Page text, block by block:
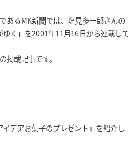
あるMK新聞では、塩見多一郎さんの
く」を2001年11月16日から連載して
掲載記事です。
デアお菓子のプレゼント』を紹介し